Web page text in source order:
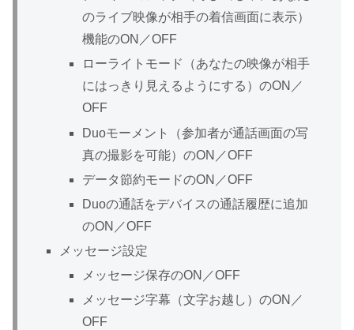
のライブ映像が相手の着信画面に表示）
機能のON／OFF
ローライトモード（あなたの映像が相手
にはっきり見えるようにする）のON／
OFF
Duoモーメント（参加者が通話画面の写
真の撮影を可能）のON／OFF
データ節約モードのON／OFF
Duoの通話をデバイスの通話履歴に追加
のON／OFF
メッセージ設定
メッセージ保存のON／OFF
メッセージ字幕（文字お越し）のON／
OFF